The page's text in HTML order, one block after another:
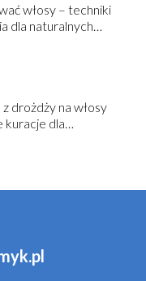
włosy – techniki
dla naturalnych
drożdży na włosy
kuracje dla